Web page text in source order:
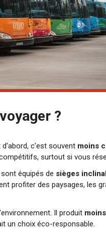
?
d'abord, c'est souvent moins
surtout si vous
équipés de sièges
profiter des paysages, les
Il produit
un choix éco-responsable.